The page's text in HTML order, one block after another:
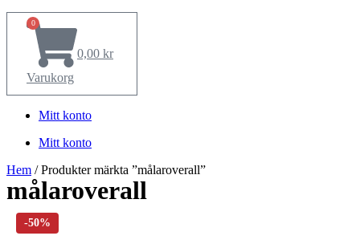
0,00 kr
0
Varukorg
Mitt konto
Mitt konto
Hem / Produkter märkta ”målaroverall”
målaroverall